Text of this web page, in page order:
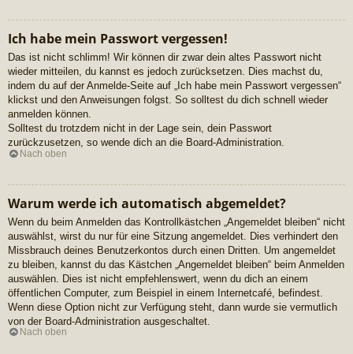
Ich habe mein Passwort vergessen!
Das ist nicht schlimm! Wir können dir zwar dein altes Passwort nicht
wieder mitteilen, du kannst es jedoch zurücksetzen. Dies machst du,
indem du auf der Anmelde-Seite auf „Ich habe mein Passwort vergessen“
klickst und den Anweisungen folgst. So solltest du dich schnell wieder
anmelden können.
Solltest du trotzdem nicht in der Lage sein, dein Passwort
zurückzusetzen, so wende dich an die Board-Administration.
Nach oben
Warum werde ich automatisch abgemeldet?
Wenn du beim Anmelden das Kontrollkästchen „Angemeldet bleiben“ nicht
auswählst, wirst du nur für eine Sitzung angemeldet. Dies verhindert den
Missbrauch deines Benutzerkontos durch einen Dritten. Um angemeldet
zu bleiben, kannst du das Kästchen „Angemeldet bleiben“ beim Anmelden
auswählen. Dies ist nicht empfehlenswert, wenn du dich an einem
öffentlichen Computer, zum Beispiel in einem Internetcafé, befindest.
Wenn diese Option nicht zur Verfügung steht, dann wurde sie vermutlich
von der Board-Administration ausgeschaltet.
Nach oben